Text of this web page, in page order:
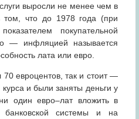
выросли не менее чем в
что до 1978 года (при
покупательной
— инфляцией называется
лата или евро.
евроцентов, так и стоит —
и были заняты деньги у
один евро–лат вложить в
банковской системы и на